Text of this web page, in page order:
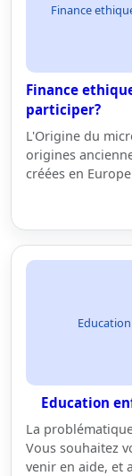
Finance
Finance
participer?
L'Origine du
origines
créées en
Education
La
Vous souhaitez
venir en aide, et